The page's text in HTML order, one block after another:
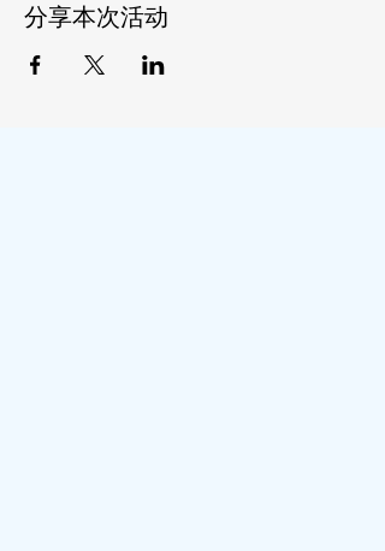
分享本次活动